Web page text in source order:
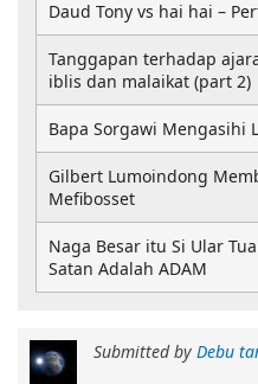
Submitted by Debu
Daud Tony vs hai hai –
Tanggapan terhadap
iblis dan malaikat (part 2)
Bapa Sorgawi Mengasihi
Gilbert Lumoindong
Mefibosset
Naga Besar itu Si Ular
Satan Adalah ADAM